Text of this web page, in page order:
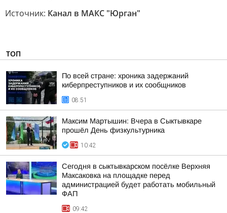
Источник: Канал в МАКС "Юрган"
ТОП
По всей стране: хроника задержаний
киберпреступников и их сообщников
08:51
Максим Мартышин: Вчера в Сыктывкаре
прошёл День физкультурника
10:42
Сегодня в сыктывкарском посёлке Верхняя
Максаковка на площадке перед
администрацией будет работать мобильный
ФАП
09:42